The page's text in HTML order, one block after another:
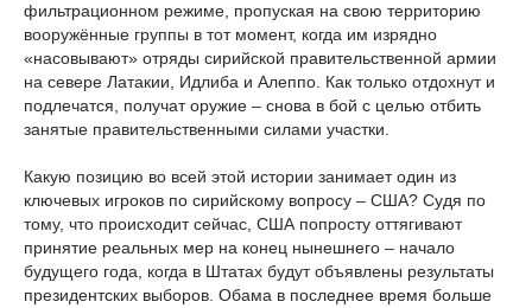
фильтрационном режиме, пропуская на свою территорию
вооружённые группы в тот момент, когда им изрядно
«насовывают» отряды сирийской правительственной армии
на севере Латакии, Идлиба и Алеппо. Как только отдохнут и
подлечатся, получат оружие – снова в бой с целью отбить
занятые правительственными силами участки.
Какую позицию во всей этой истории занимает один из
ключевых игроков по сирийскому вопросу – США? Судя по
тому, что происходит сейчас, США попросту оттягивают
принятие реальных мер на конец нынешнего – начало
будущего года, когда в Штатах будут объявлены результаты
президентских выборов. Обама в последнее время больше